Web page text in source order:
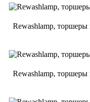
Rewashlamp,
Rewashlamp,